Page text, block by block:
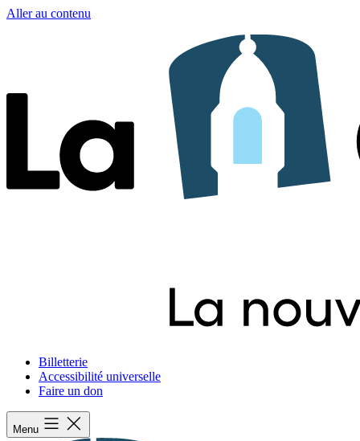
Aller au contenu
Billetterie
Accessibilité universelle
Faire un don
Menu